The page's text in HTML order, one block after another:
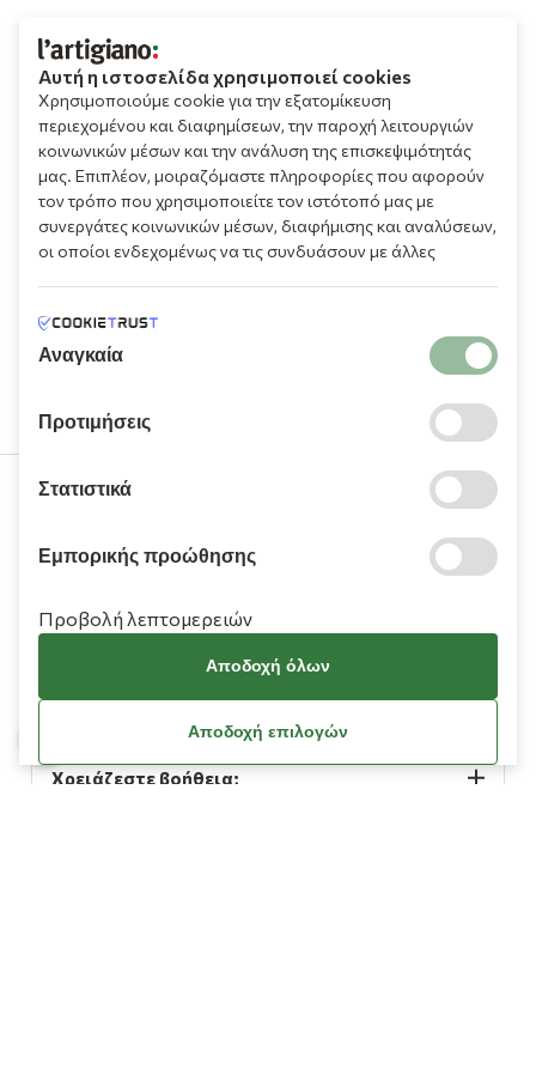
Πληροφορίες
Χρειάζεστε βοήθεια;
Αυτή η ιστοσελίδα χρησιμοποιεί cookies
Χρησιμοποιούμε cookie για την εξατομίκευση
περιεχομένου και διαφημίσεων, την παροχή λειτουργιών
κοινωνικών μέσων και την ανάλυση της επισκεψιμότητάς
μας. Επιπλέον, μοιραζόμαστε πληροφορίες που αφορούν
τον τρόπο που χρησιμοποιείτε τον ιστότοπό μας με
συνεργάτες κοινωνικών μέσων, διαφήμισης και αναλύσεων,
οι οποίοι ενδεχομένως να τις συνδυάσουν με άλλες
υπηρεσιών τους.
Αναγκαία
Προτιμήσεις
Στατιστικά
Εμπορικής προώθησης
Προβολή λεπτομερειών
Αποδοχή όλων
Αποδοχή επιλογών